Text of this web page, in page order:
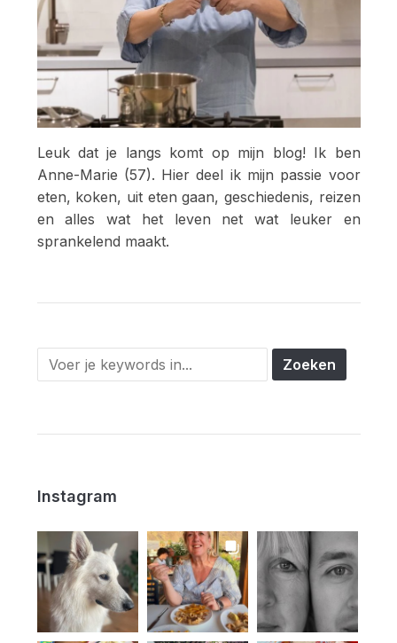
Leuk dat je langs komt op mijn blog! Ik ben
Anne-Marie (57). Hier deel ik mijn passie voor
eten, koken, uit eten gaan, geschiedenis, reizen
en alles wat het leven net wat leuker en
sprankelend maakt.
Instagram